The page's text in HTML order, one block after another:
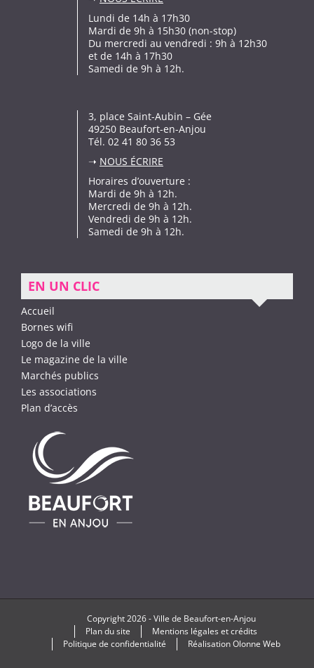
Lundi de 14h à 17h30
Mardi de 9h à 15h30 (non-stop)
Du mercredi au vendredi : 9h à 12h30
et de 14h à 17h30
Samedi de 9h à 12h.
3, place Saint-Aubin – Gée
49250 Beaufort-en-Anjou
Tél. 02 41 80 36 53
➝ NOUS ÉCRIRE
Horaires d’ouverture :
Mardi de 9h à 12h.
Mercredi de 9h à 12h.
Vendredi de 9h à 12h.
Samedi de 9h à 12h.
EN UN CLIC
Accueil
Bornes wifi
Logo de la ville
Le magazine de la ville
Marchés publics
Les associations
Plan d’accès
Copyright2026 -Ville de Beaufort-en-Anjou
Plan du site
Mentions légales et crédits
Politique de confidentialité
RéalisationOlonne Web